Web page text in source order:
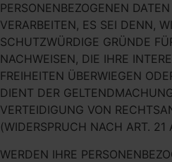
PERSONENBEZOGENEN
VERARBEITEN, ES SEI DENN,
SCHUTZWÜRDIGE GRÜNDE
NACHWEISEN, DIE IHRE
FREIHEITEN ÜBERWIEGEN
DIENT DER
VERTEIDIGUNG VON
(WIDERSPRUCH NACH ART. 21
WERDEN IHRE